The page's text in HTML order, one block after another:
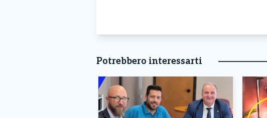
Potrebbero interessarti